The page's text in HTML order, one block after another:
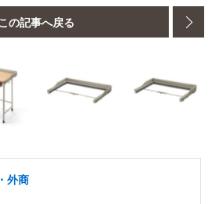
この記事へ戻る
外商